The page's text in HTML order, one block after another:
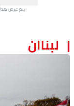
ثقافة ومجتمع
لبناان